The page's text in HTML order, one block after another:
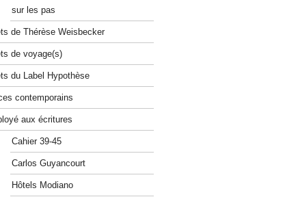
sur les pas
de Thérèse Weisbecker
de voyage(s)
du Label Hypothèse
contemporains
aux écritures
Cahier 39-45
Carlos Guyancourt
Hôtels Modiano